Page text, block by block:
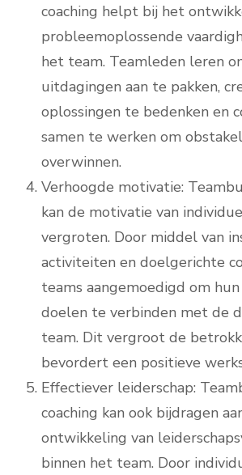
coaching helpt bij het
probleemoplossende
het team. Teamleden leren
uitdagingen aan te pakken,
oplossingen te bedenken en
samen te werken om
overwinnen.
Verhoogde motivatie:
kan de motivatie van
vergroten. Door middel van
activiteiten en doelgerichte
teams aangemoedigd om
doelen te verbinden met de
team. Dit vergroot de
bevordert een positieve
Effectiever leiderschap:
coaching kan ook bijdragen
ontwikkeling van
binnen het team. Door